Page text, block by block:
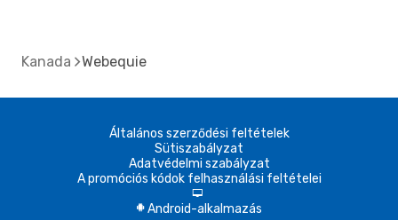
Kanada Webequie
Általános szerződési feltételek
Sütiszabályzat
Adatvédelmi szabályzat
A promóciós kódok felhasználási feltételei
d
A Android-alkalmazás